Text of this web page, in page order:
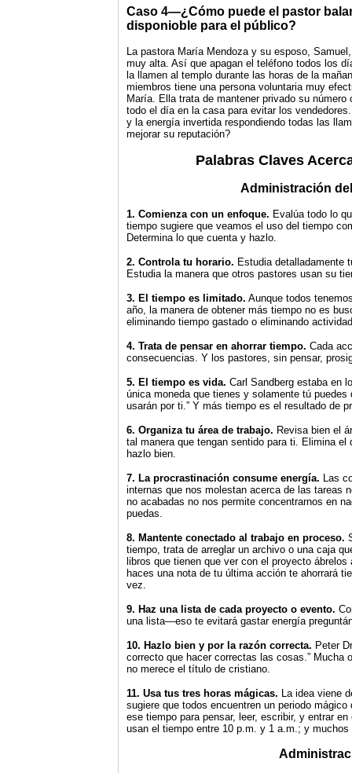
Caso 4—¿Cómo puede el pastor
disponioble para el público?
La pastora María Mendoza y su esposo,
muy alta. Así que apagan el teléfono todos los
la llamen al templo durante las horas de la
miembros tiene una persona voluntaria muy
María. Ella trata de mantener privado su
todo el día en la casa para evitar los
y la energía invertida respondiendo todas las
mejorar su reputación?
Palabras Claves
Administración
1. Comienza con un enfoque. Evalúa todo lo
tiempo sugiere que veamos el uso del tiempo
Determina lo que cuenta y hazlo.
2. Controla tu horario. Estudia detalladamente
Estudia la manera que otros pastores usan su
3. El tiempo es limitado. Aunque todos
año, la manera de obtener más tiempo no es
eliminando tiempo gastado o eliminando
4. Trata de pensar en ahorrar tiempo. Cada
consecuencias. Y los pastores, sin pensar,
5. El tiempo es vida. Carl Sandberg estaba en
única moneda que tienes y solamente tú
usarán por ti.” Y más tiempo es el resultado de
6. Organiza tu área de trabajo. Revisa bien el
tal manera que tengan sentido para ti. Elimina
hazlo bien.
7. La procrastinación consume energía. Las
internas que nos molestan acerca de las tareas
no acabadas no nos permite concentrarnos en
puedas.
8. Mantente conectado al trabajo en proceso.
tiempo, trata de arreglar un archivo o una caja
libros que tienen que ver con el proyecto
haces una nota de tu última acción te ahorrará
vez.
9. Haz una lista de cada proyecto o evento.
una lista—eso te evitará gastar energía
10. Hazlo bien y por la razón correcta. Peter
correcto que hacer correctas las cosas.”
no merece el título de cristiano.
11. Usa tus tres horas mágicas. La idea viene
sugiere que todos encuentren un periodo
ese tiempo para pensar, leer, escribir, y entrar
usan el tiempo entre 10 p.m. y 1 a.m.; y